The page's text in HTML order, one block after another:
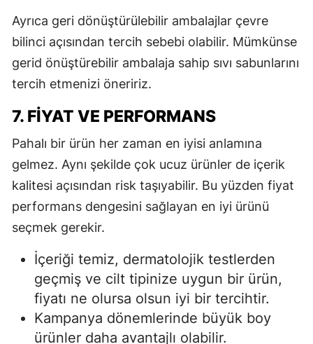
Ayrıca geri dönüştürülebilir ambalajlar çevre
bilinci açısından tercih sebebi olabilir. Mümkünse
gerid önüştürebilir ambalaja sahip sıvı sabunlarını
tercih etmenizi öneririz.
7. FIYAT VE PERFORMANS
Pahalı bir ürün her zaman en iyisi anlamına
gelmez. Aynı şekilde çok ucuz ürünler de içerik
kalitesi açısından risk taşıyabilir. Bu yüzden fiyat
performans dengesini sağlayan en iyi ürünü
seçmek gerekir.
İçeriği temiz, dermatolojik testlerden
geçmiş ve cilt tipinize uygun bir ürün,
fiyatı ne olursa olsun iyi bir tercihtir.
Kampanya dönemlerinde büyük boy
ürünler daha avantajlı olabilir.